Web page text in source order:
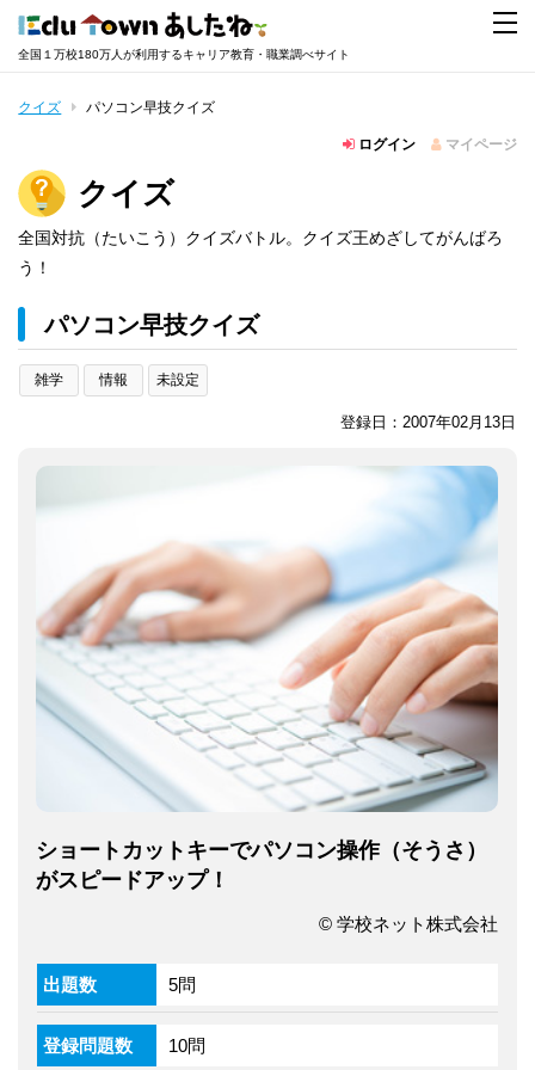
全国１万校180万人が利用するキャリア教育・職業調べサイト
クイズ パソコン早技クイズ
ログイン マイページ
クイズ
全国対抗（たいこう）クイズバトル。クイズ王めざしてがんばろ
う！
パソコン早技クイズ
雑学 情報 未設定
登録日：2007年02月13日
ショートカットキーでパソコン操作（そうさ）
がスピードアップ！
© 学校ネット株式会社
出題数 5問
登録問題数 10問